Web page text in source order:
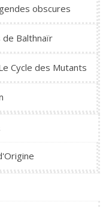
obscures
de Balthnaïr
Cycle des Mutants